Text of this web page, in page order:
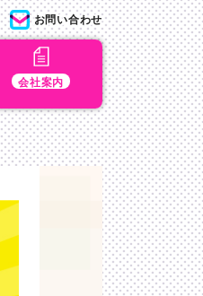
会社案内
お問い合わせ